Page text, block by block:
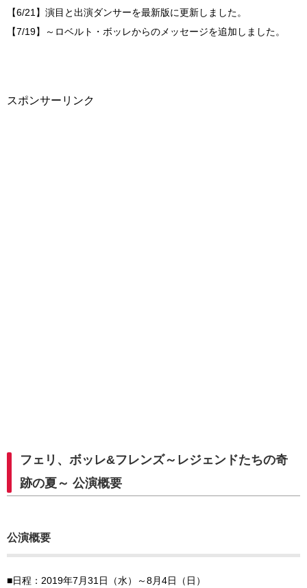
【6/21】演目と出演ダンサーを最新版に更新しました。
【7/19】～ロベルト・ボッレからのメッセージを追加しました。
スポンサーリンク
フェリ、ボッレ&フレンズ～レジェンドたちの奇
跡の夏～ 公演概要
公演概要
■日程：2019年7月31日（水）～8月4日（日）